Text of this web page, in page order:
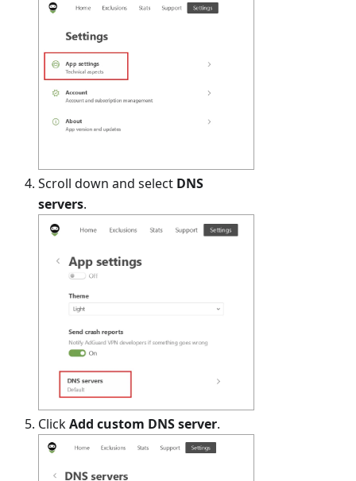
Scroll down and select DNS
servers.
ClickAdd custom DNS server.